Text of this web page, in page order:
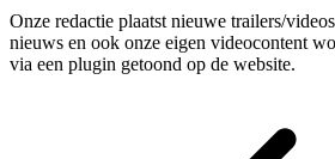
Onze redactie plaatst nieuwe trailers/
nieuws en ook onze eigen videocontent
via een plugin getoond op de website.